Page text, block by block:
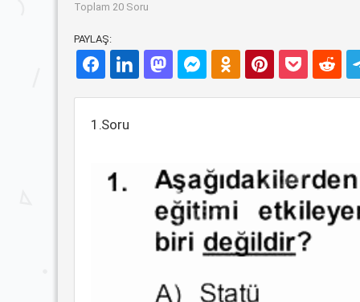
Toplam 20 Soru
PAYLAŞ:
1.Soru